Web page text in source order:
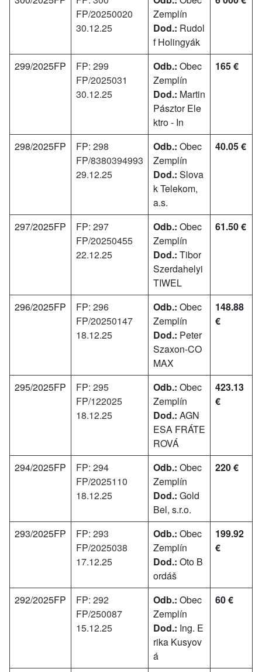
FP/20250020
30.12.25
Zemplín
Dod.: Rudol
f Holingyák
299/2025FP
FP: 299
FP/2025031
30.12.25
Odb.: Obec
Zemplín
Dod.: Martin
Pásztor Ele
ktro - In
165 €
298/2025FP
FP: 298
FP/8380394993
29.12.25
Odb.: Obec
Zemplín
Dod.: Slova
k Telekom,
a.s.
40.05 €
297/2025FP
FP: 297
FP/20250455
22.12.25
Odb.: Obec
Zemplín
Dod.: Tibor
Szerdahelyi
TIWEL
61.50 €
296/2025FP
FP: 296
FP/20250147
18.12.25
Odb.: Obec
Zemplín
Dod.: Peter
Szaxon-CO
MAX
148.88
€
295/2025FP
FP: 295
FP/122025
18.12.25
Odb.: Obec
Zemplín
Dod.: AGN
ESA FRÁTE
ROVÁ
423.13
€
294/2025FP
FP: 294
FP/2025110
18.12.25
Odb.: Obec
Zemplín
Dod.: Gold
Bel, s.r.o.
220 €
293/2025FP
FP: 293
FP/2025038
17.12.25
Odb.: Obec
Zemplín
Dod.: Oto B
ordáš
199.92
€
292/2025FP
FP: 292
FP/250087
15.12.25
Odb.: Obec
Zemplín
Dod.: Ing. E
rika Kusyov
á
60 €